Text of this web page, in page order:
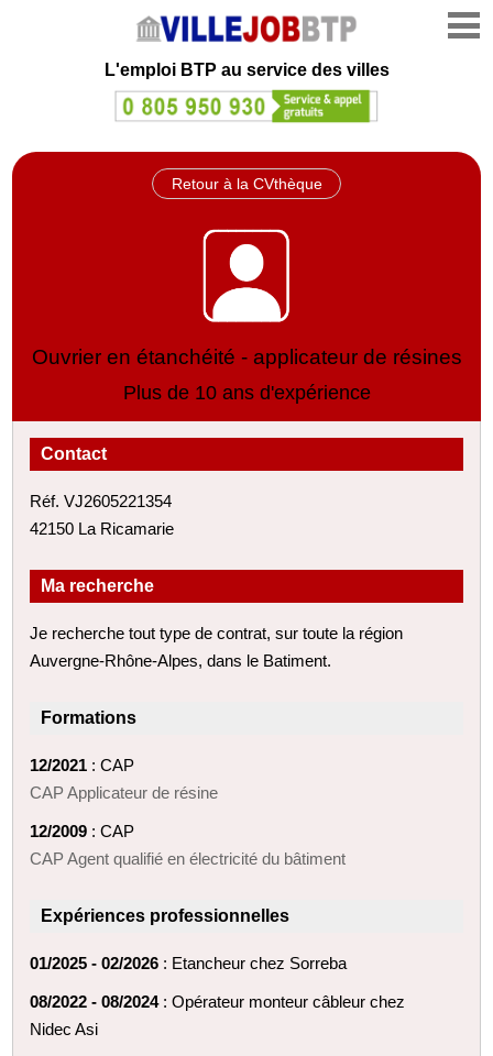
L'emploi BTP au service des villes
Retour à la CVthèque
Ouvrier en étanchéité - applicateur de résines
Plus de 10 ans d'expérience
Contact
Réf. VJ2605221354
42150 La Ricamarie
Ma recherche
Je recherche tout type de contrat, sur toute la région
Auvergne-Rhône-Alpes, dans le Batiment.
Formations
12/2021 : CAP
CAP Applicateur de résine
12/2009 : CAP
CAP Agent qualifié en électricité du bâtiment
Expériences professionnelles
01/2025 - 02/2026 : Etancheur chez Sorreba
08/2022 - 08/2024: Opérateur monteur câbleur chez
Nidec Asi